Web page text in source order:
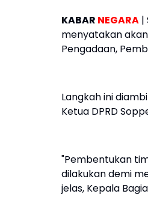
KABAR NEGARA |
menyatakan
Pengadaan,
Langkah ini
Ketua DPRD
"Pembentukan
dilakukan demi
jelas, Kepala